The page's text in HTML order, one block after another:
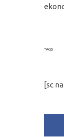
TAGS
[sc